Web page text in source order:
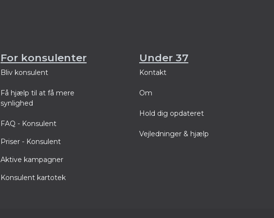
For konsulenter
Bliv konsulent
Få hjælp til at få mere
synlighed
FAQ - Konsulent
Priser - Konsulent
Aktive kampagner
Konsulent kartotek
Under 37
Kontakt
Om
Hold dig opdateret
Vejledninger & hjælp